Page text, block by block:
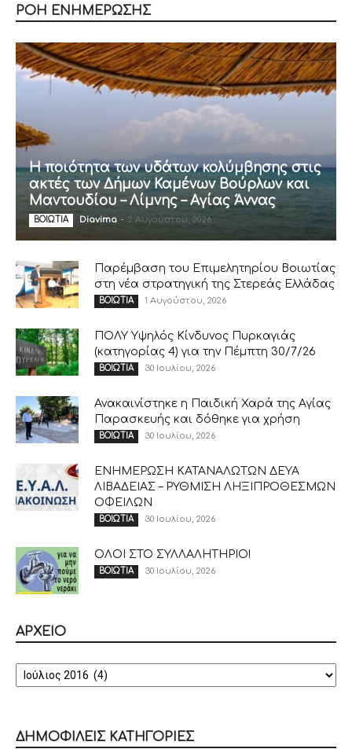
ΡΟΗ ΕΝΗΜΕΡΩΣΗΣ
Η ποιότητα των υδάτων κολύμβησης στις
ακτές των Δήμων Καμένων Βούρλων και
Μαντουδίου – Λίμνης – Αγίας Άννας
ΒΟΙΩΤΙΑ Diavima - 2 Αυγούστου, 2026
Παρέμβαση του Επιμελητηρίου Βοιωτίας
στη νέα στρατηγική της Στερεάς Ελλάδας
ΒΟΙΩΤΙΑ 1 Αυγούστου, 2026
ΠΟΛΥ Υψηλός Κίνδυνος Πυρκαγιάς
(κατηγορίας 4) για την Πέμπτη 30/7/26
ΒΟΙΩΤΙΑ 30 Ιουλίου, 2026
Ανακαινίστηκε η Παιδική Χαρά της Αγίας
Παρασκευής και δόθηκε για χρήση
ΒΟΙΩΤΙΑ 30 Ιουλίου, 2026
ΕΝΗΜΕΡΩΣΗ ΚΑΤΑΝΑΛΩΤΩΝ ΔΕΥΑ
ΛΙΒΑΔΕΙΑΣ – ΡΥΘΜΙΣΗ ΛΗΞΙΠΡΟΘΕΣΜΩΝ
ΟΦΕΙΛΩΝ
ΒΟΙΩΤΙΑ 30 Ιουλίου, 2026
ΟΛΟΙ ΣΤΟ ΣΥΛΛΑΛΗΤΗΡΙΟ!
ΒΟΙΩΤΙΑ 30 Ιουλίου, 2026
ΑΡΧΕΙΟ
ΑΡΧΕΙΟ
ΔΗΜΟΦΙΛΕΙΣ ΚΑΤΗΓΟΡΙΕΣ